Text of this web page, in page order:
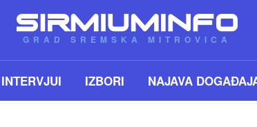
GRAD SREMSKA MITROVICA
INTERVJUI IZBORI NAJAVA